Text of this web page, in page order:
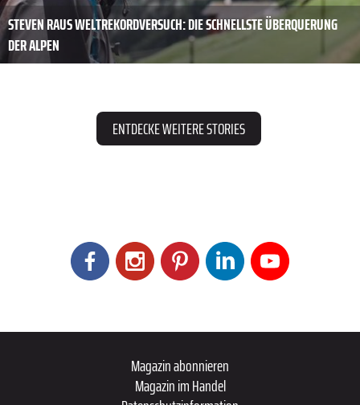
STEVEN RAUS WELTREKORDVERSUCH: DIE SCHNELLSTE ÜBERQUERUNG
DER ALPEN
ENTDECKE WEITERE STORIES
Magazin abonnieren
Magazin im Handel